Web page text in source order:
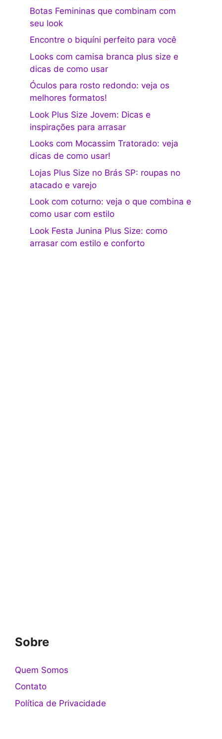
Botas Femininas que combinam com
seu look
Encontre o biquíni perfeito para você
Looks com camisa branca plus size e
dicas de como usar
Óculos para rosto redondo: veja os
melhores formatos!
Look Plus Size Jovem: Dicas e
inspirações para arrasar
Looks com Mocassim Tratorado: veja
dicas de como usar!
Lojas Plus Size no Brás SP: roupas no
atacado e varejo
Look com coturno: veja o que combina e
como usar com estilo
Look Festa Junina Plus Size: como
arrasar com estilo e conforto
Sobre
Quem Somos
Contato
Política de Privacidade